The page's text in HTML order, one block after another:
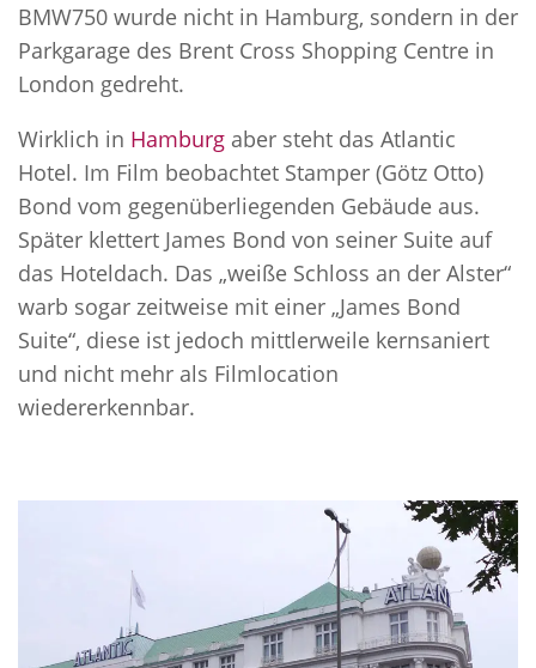
BMW750 wurde nicht in Hamburg, sondern in der
Parkgarage des Brent Cross Shopping Centre in
London gedreht.
Wirklich in Hamburg aber steht das Atlantic
Hotel. Im Film beobachtet Stamper (Götz Otto)
Bond vom gegenüberliegenden Gebäude aus.
Später klettert James Bond von seiner Suite auf
das Hoteldach. Das „weiße Schloss an der Alster“
warb sogar zeitweise mit einer „James Bond
Suite“, diese ist jedoch mittlerweile kernsaniert
und nicht mehr als Filmlocation
wiedererkennbar.